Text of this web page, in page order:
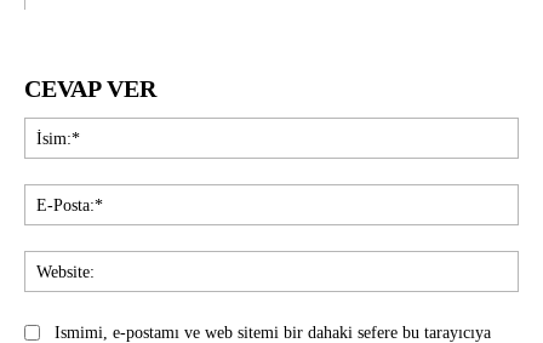
CEVAP VER
Ismimi, e-postamı ve web sitemi bir dahaki sefere bu tarayıcıya